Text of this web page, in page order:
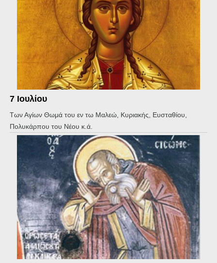
7 Ιουλίου
Των Αγίων Θωμά του εν τω Μαλεώ, Κυριακής, Ευσταθίου,
Πολυκάρπου του Νέου κ.ά.